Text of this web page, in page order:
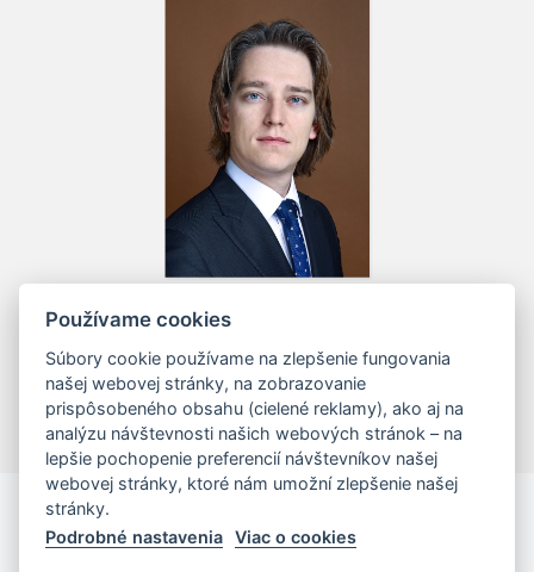
Mgr. Tomáš Vall, LL.M.
Používame cookies
Súbory cookie používame na zlepšenie fungovania
našej webovej stránky, na zobrazovanie
prispôsobeného obsahu (cielené reklamy), ako aj na
analýzu návštevnosti našich webových stránok – na
lepšie pochopenie preferencií návštevníkov našej
webovej stránky, ktoré nám umožní zlepšenie našej
stránky.
Podrobné nastavenia
Viac o cookies